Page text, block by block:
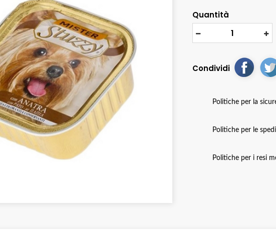
Quantità
Condividi
Politiche per la
Politiche per le
Politiche per i resi